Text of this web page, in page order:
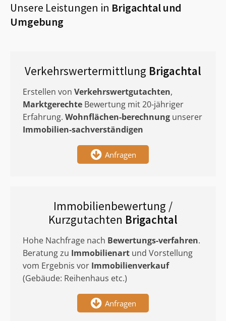
Unsere Leistungen in Brigachtalund
Umgebung
Verkehrswertermittlung Brigachtal
Erstellen von Verkehrswertgutachten,
Marktgerechte Bewertung mit 20-jähriger
Erfahrung. Wohnflächen-berechnung unserer
Immobilien-sachverständigen
Anfragen
Immobilienbewertung /
Kurzgutachten Brigachtal
Hohe Nachfrage nach Bewertungs-verfahren.
Beratung zu Immobilienart und Vorstellung
vom Ergebnis vor Immobilienverkauf
(Gebäude: Reihenhaus etc.)
Anfragen